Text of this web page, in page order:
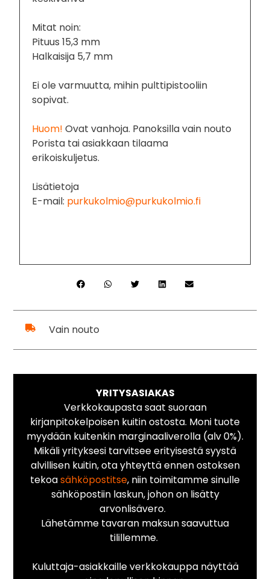
Mitat noin:
Pituus 15,3 mm
Halkaisija 5,7 mm
Ei ole varmuutta, mihin pulttipistooliin
sopivat.
Huom! Ovat vanhoja. Panoksilla vain nouto
Porista tai asiakkaan tilaama
erikoiskuljetus.
Lisätietoja
E-mail: purkukolmio@purkukolmio.fi
Vain nouto
YRITYSASIAKAS
Verkkokaupasta saat suoraan
kirjanpitokelpoisen kuitin ostosta. Moni tuote
myydään kuitenkin marginaaliverolla (alv 0%).
Mikäli yrityksesi tarvitsee erityisestä syystä
alvillisen kuitin, ota yhteyttä ennen ostoksen
tekoasähköpostitse, niin toimitamme sinulle
sähköpostiin laskun, johon on lisätty
arvonlisävero.
Lähetämme tavaran maksun saavuttua
tilillemme.
Kuluttaja-asiakkaille verkkokauppa näyttää